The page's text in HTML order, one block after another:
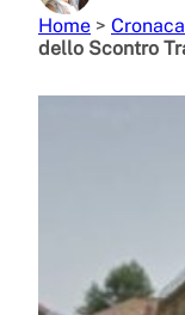
Home > Cronaca
dello Scontro